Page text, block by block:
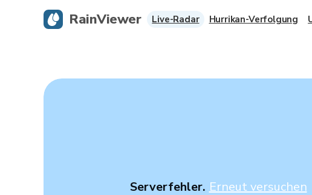
Serverfehler. Erneut versuchen
RainViewer Live-Radar Hurrikan-Verfolgung